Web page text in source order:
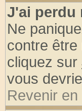
J'ai perdu
Ne
contre être
cliquez sur
vous
Revenir en